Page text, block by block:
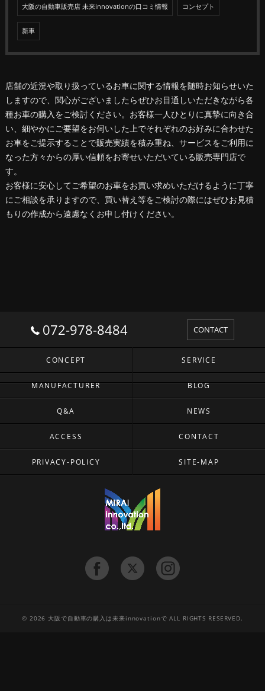
大阪の自動車販売店 未来innovationの口コミ情報 コンセプト
新車
店舗の近況や取り扱っているお車に関する情報を随時お知らせいた
しますので、関心がございましたらぜひお目通しいただきながら各
種お車の購入をご検討ください。お客様一人ひとりに真摯に向き合
い、細やかにご要望をお伺いした上でそれぞれのお好みに合わせた
お車をご提示することで販売実績を積み重ね、サービスをご利用に
なった方々からの厚い信頼をお寄せいただいている販売専門店で
す。
お客様に安心してご希望のお車をお買い求めいただけるように丁寧
にご相談を承りますので、買い替え等をご検討の際にはぜひお見積
もりの作成から遠慮なくお申し付けください。
072-978-8484 CONTACT
CONCEPT SERVICE
MANUFACTURER BLOG
Q&A NEWS
ACCESS CONTACT
PRIVACY-POLICY SITE-MAP
© 2026 大阪で自動車の購入は未来innovationで ALL RIGHTS RESERVED.